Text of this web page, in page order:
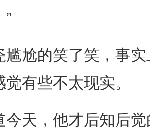
的笑了笑，事实
有些不太现实。
，他才后知后觉